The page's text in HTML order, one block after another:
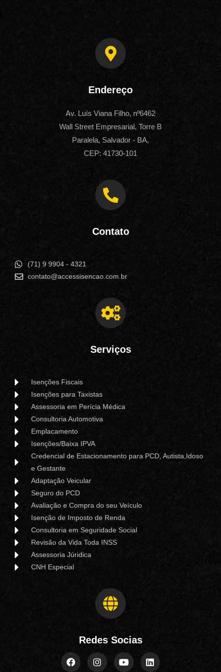
Endereço
Av. Luís Viana Filho, nº6462
Wall Street Empresarial, Torre B
Paralela, Salvador - BA,
CEP: 41730-101
Contato
(71) 9 9904 - 4321
contato@accessisencao.com.br
Serviços
Isenções Fiscais
Isenções para Taxistas
Assessoria em Perícia Médica
Consultoria Automotiva
Emplacamento
Isenções/Baixa IPVA
Credencial de Estacionamento para PCD, Autista,Idoso
e Gestante
Adaptação Veicular
Seguro do PCD
Avaliação e Compra do seu Veículo
Isenção de Imposto de Renda
Consultoria em Seguridade Social
Revisão da Vida Toda INSS
Assessoria Júridica
CNH Especial
Redes Socias